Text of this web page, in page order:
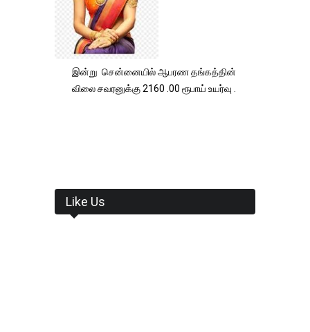
இன்று சென்னையில் ஆபரண தங்கத்தின்
விலை சவரனுக்கு 2160 .00 ரூபாய் உயர்வு .
Like Us